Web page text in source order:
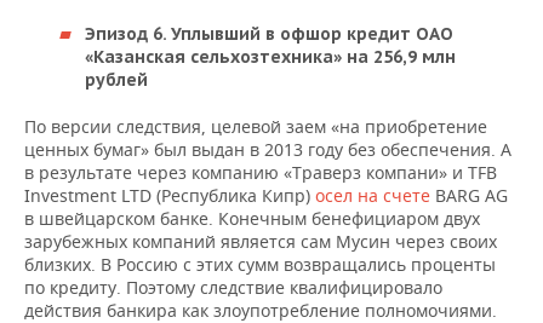
Эпизод 6. Уплывший в офшор кредит ОАО
«Казанская сельхозтехника» на 256,9 млн
рублей
По версии следствия, целевой заем «на приобретение
ценных бумаг» был выдан в 2013 году без обеспечения. А
в результате через компанию «Траверз компани» и TFB
Investment LTD (Республика Кипр) осел на счете BARG AG
в швейцарском банке. Конечным бенефициаром двух
зарубежных компаний является сам Мусин через своих
близких. В Россию с этих сумм возвращались проценты
по кредиту. Поэтому следствие квалифицировало
действия банкира как злоупотребление полномочиями.